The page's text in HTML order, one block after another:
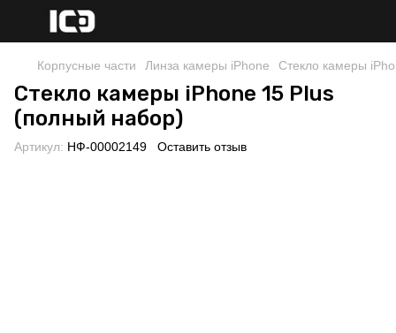
Корпусные части Линза камеры iPhone Стекло камеры
Стекло камеры iPhone 15 Plus
(полный набор)
Артикул: НФ-00002149 Оставить отзыв